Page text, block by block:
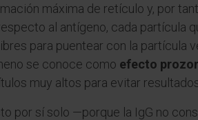
máxima de retículo y, por
al antígeno, cada partícula
para puentear con la partícula
se conoce como efecto
muy altos para evitar
por sí solo —porque la IgG no